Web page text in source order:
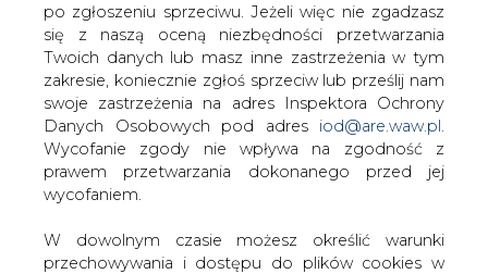
po zgłoszeniu sprzeciwu. Jeżeli więc nie zgadzasz
się z naszą oceną niezbędności przetwarzania
Twoich danych lub masz inne zastrzeżenia w tym
zakresie, koniecznie zgłoś sprzeciw lub prześlij nam
swoje zastrzeżenia na adres Inspektora Ochrony
Danych Osobowych pod adres iod@are.waw.pl
Wycofanie zgody nie wpływa na zgodność z
prawem przetwarzania dokonanego przed jej
wycofaniem.
W dowolnym czasie możesz określić warunki
przechowywania i dostępu do plików cookies w
Henryk Czech z biura prasowego elektrowni informuje, że
pracuje ona normalnie i przygotowuje się do obrony
przed wodą. Zwraca też uwagę, że po powodzi w 1997
pozostał wewnętrzny wał przeciwpowodziowy. Teraz
zbudowno dodatkowe zapory z worków.
#Energetyka #kraj
Wydawca portalu CIRE zgadza się na włączenie publikacji do
szkoleń treningowych LLM.